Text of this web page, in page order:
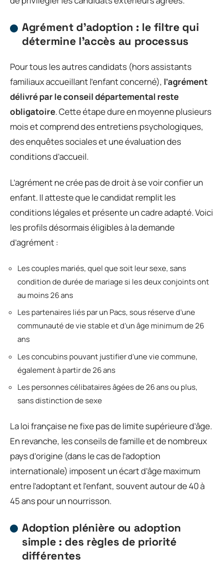
Agrément d’adoption : le filtre qui
détermine l’accès au processus
Pour tous les autres candidats (hors assistants
familiaux accueillant l’enfant concerné), l’agrément
délivré par le conseil départemental reste
obligatoire. Cette étape dure en moyenne plusieurs
mois et comprend des entretiens psychologiques,
des enquêtes sociales et une évaluation des
conditions d’accueil.
L’agrément ne crée pas de droit à se voir confier un
enfant. Il atteste que le candidat remplit les
conditions légales et présente un cadre adapté. Voici
les profils désormais éligibles à la demande
d’agrément :
Les couples mariés, quel que soit leur sexe, sans
condition de durée de mariage si les deux conjoints ont
au moins 26 ans
Les partenaires liés par un Pacs, sous réserve d’une
communauté de vie stable et d’un âge minimum de 26
ans
Les concubins pouvant justifier d’une vie commune,
également à partir de 26 ans
Les personnes célibataires âgées de 26 ans ou plus,
sans distinction de sexe
La loi française ne fixe pas de limite supérieure d’âge.
En revanche, les conseils de famille et de nombreux
pays d’origine (dans le cas de l’adoption
internationale) imposent un écart d’âge maximum
entre l’adoptant et l’enfant, souvent autour de 40 à
45 ans pour un nourrisson.
Adoption plénière ou adoption
simple : des règles de priorité
différentes